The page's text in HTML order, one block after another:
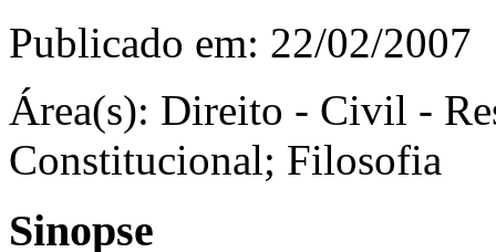
Publicado em: 22/02/2007
Área(s): Direito - Civil -
Constitucional; Filosofia
Sinopse